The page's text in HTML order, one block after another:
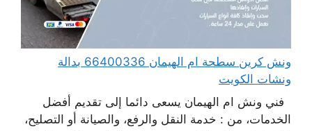
ونش كرين سطحة ام الهيمان 66400336 بدالة
ونشات الكويت
فني ونش ام الهيمان يسعى دائما إلى تقديم أفضل
الخدمات، من : خدمة النقل والرفع، والصيانة أو التصليح،